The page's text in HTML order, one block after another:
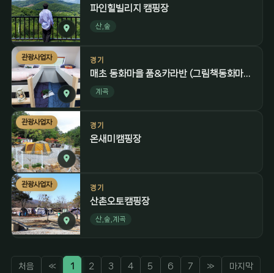
파인힐빌리지 캠핑장
산,숲
관광사업자 경기
매초 동화마을 품&카라반 (그림책동화마을 품 캠핑장)
계곡
관광사업자 경기
온새미캠핑장
관광사업자 경기
산촌오토캠핑장
산,숲,계곡
처음 « 1 2 3 4 5 6 7 » 마지막